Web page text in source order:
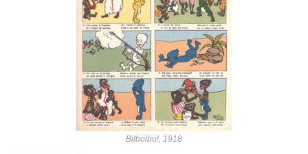
Bilbolbul, 1918